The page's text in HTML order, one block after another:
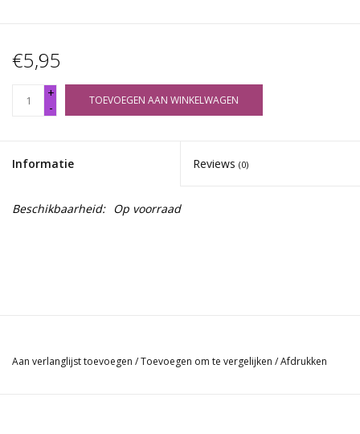
€5,95
+
-
TOEVOEGEN AAN WINKELWAGEN
Informatie Reviews (0)
Beschikbaarheid: Op voorraad
Aan verlanglijst toevoegen /Toevoegen om te vergelijken /Afdrukken